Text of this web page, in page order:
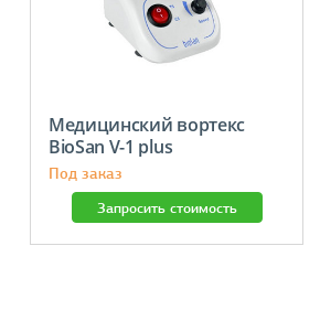
Медицинский вортекс
BioSan V-1 plus
Под заказ
Запросить стоимость